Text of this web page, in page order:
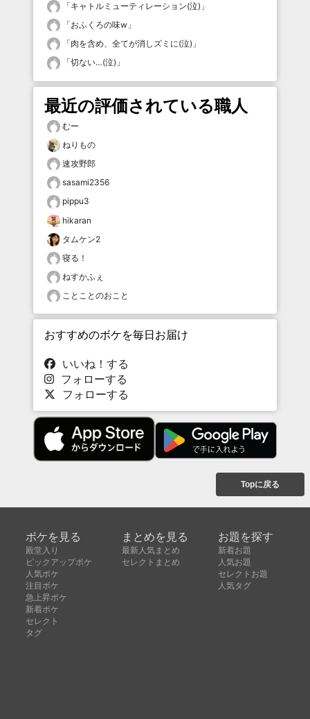
「キャトルミューティレーション(泣) 」
「おふくろの味w 」
「肉を含め、全てが消しズミに(泣) 」
「切ない…(泣) 」
最近の評価されている職人
むー
ねりもの
速攻野郎
sasami2356
pippu3
hikaran
タムケン2
寝る！
ねすかふぇ
ことことのおこと
おすすめのボケを毎日お届け
いいね！する
フォローする
フォローする
Topに戻る
ボケを見る
殿堂入り
ピックアップボケ
人気ボケ
注目ボケ
急上昇ボケ
新着ボケ
セレクト
タグ
まとめを見る
最新人気まとめ
セレクトまとめ
お題を探す
新着お題
人気お題
セレクトお題
人気タグ